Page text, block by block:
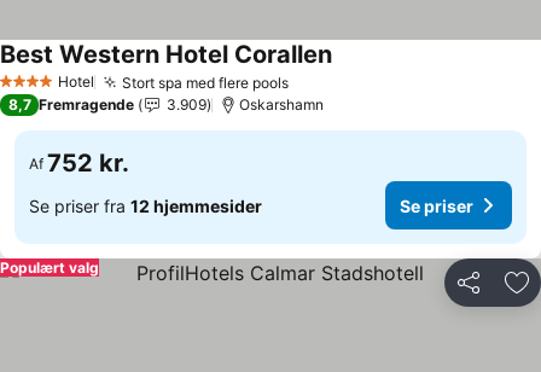
4 StjernerHotel Stort spa med flere pools
Best Western Hotel Corallen
8,7 Fremragende 3.909 Oskarshamn
Af 752 kr.
Se priser fra 12 hjemmesider Se priser
Del
Populært valg